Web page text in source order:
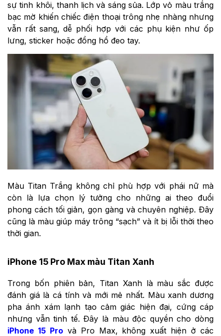
sự tinh khôi, thanh lịch và sáng sủa. Lớp vỏ màu trắng
bạc mờ khiến chiếc điện thoại trông nhẹ nhàng nhưng
vẫn rất sang, dễ phối hợp với các phụ kiện như ốp
lưng, sticker hoặc đồng hồ đeo tay.
Màu Titan Trắng không chỉ phù hợp với phái nữ mà
còn là lựa chọn lý tưởng cho những ai theo đuổi
phong cách tối giản, gọn gàng và chuyên nghiệp. Đây
cũng là màu giúp máy trông “sạch” và ít bị lỗi thời theo
thời gian.
iPhone 15 Pro Max màu Titan Xanh
Trong bốn phiên bản, Titan Xanh là màu sắc được
đánh giá là cá tính và mới mẻ nhất. Màu xanh dương
pha ánh xám lạnh tạo cảm giác hiện đại, cứng cáp
nhưng vẫn tinh tế. Đây là màu độc quyền cho dòng
iPhone 15 Provà Pro Max, không xuất hiện ở các